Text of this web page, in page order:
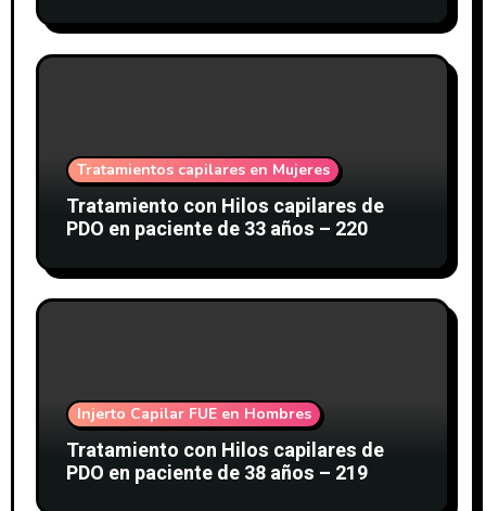
Tratamientos capilares en Mujeres
Tratamiento con Hilos capilares de
PDO en paciente de 33 años – 220
Injerto Capilar FUE en Hombres
Tratamiento con Hilos capilares de
PDO en paciente de 38 años – 219